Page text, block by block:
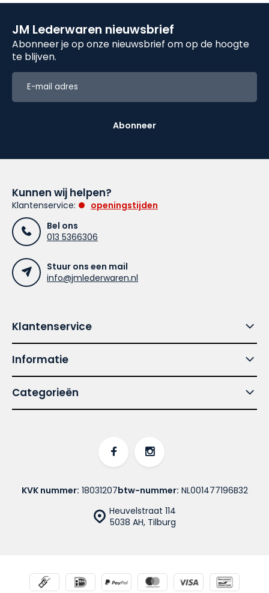
JM Lederwaren nieuwsbrief
Abonneer je op onze nieuwsbrief om op de hoogte
te blijven.
Abonneer
Kunnen wij helpen?
Klantenservice:
openingstijden
Bel ons
013 5366306
Stuur ons een mail
info@jmlederwaren.nl
Klantenservice
Informatie
Categorieën
Heuvelstraat 114
5038 AH, Tilburg
KVK nummer: 18031207btw-nummer: NL001477196B32